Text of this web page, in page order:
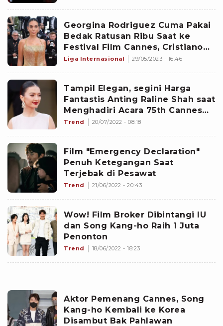
Georgina Rodriguez Cuma Pakai
Bedak Ratusan Ribu Saat ke
Festival Film Cannes, Cristiano
Ronaldo Makin Sayang
Liga Internasional 29/05/2023 - 16:46
Tampil Elegan, segini Harga
Fantastis Anting Raline Shah saat
Menghadiri Acara 75th Cannes
Film Festival
Trend 20/07/2022 - 08:18
Film "Emergency Declaration"
Penuh Ketegangan Saat
Terjebak di Pesawat
Trend 21/06/2022 - 20:43
Wow! Film Broker Dibintangi IU
dan Song Kang-ho Raih 1 Juta
Penonton
Trend 18/06/2022 - 18:23
Aktor Pemenang Cannes, Song
Kang-ho Kembali ke Korea
Disambut Bak Pahlawan